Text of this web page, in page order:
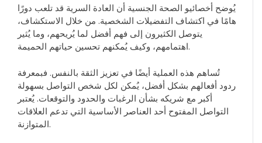
يُوضح أخصائيو الصحة الجنسية أن العادة السرية قد تلعب دورًا
هامًا في اكتشاف التفضيلات الشخصية. من خلال الاستكشاف،
يتوصل الكثيرون إلى فهم أفضل لما يُريحهم، وما يُثير
اهتمامهم، وكيف يُمكنهم تحسين حياتهم الحميمة.
تُساهم هذه العملية أيضًا في تعزيز الثقة بالنفس. فبمعرفة
ردود أفعالهم بشكل أفضل، يُمكن لكل شخص التواصل بسهولة
أكبر مع شريكه بشأن الرغبات والحدود والتوقعات. يُعتبر
التواصل المفتوح أحد العناصر الأساسية التي تدعم العلاقات
المتوازنة.